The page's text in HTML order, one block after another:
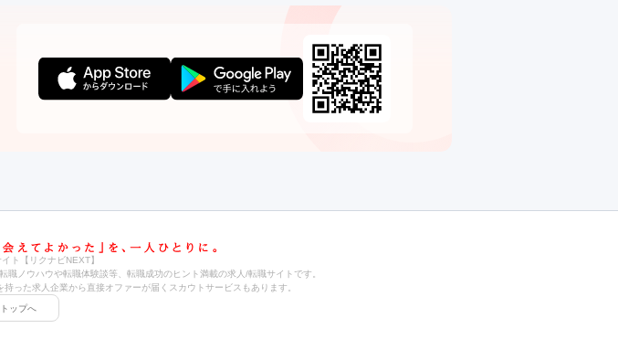
ト【リクナビNEXT】
ノウハウや転職体験談等、転職成功のヒント満載の求人/転職サイトです。
った求人企業から直接オファーが届くスカウトサービスもあります。
ップへ